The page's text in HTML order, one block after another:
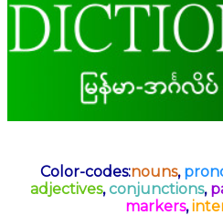
Color-codes:nouns,
adjectives,conjunctions,
markers,